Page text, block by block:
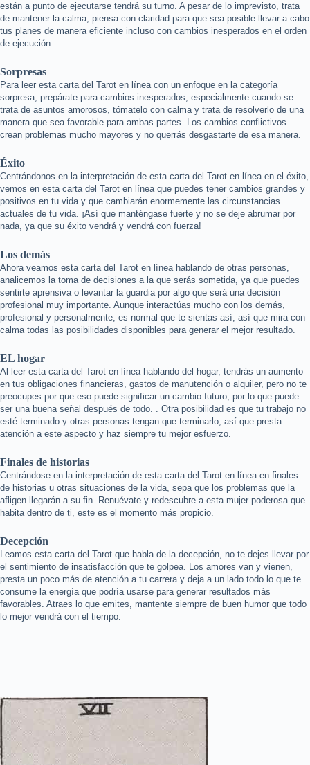
están a punto de ejecutarse tendrá su turno. A pesar de lo imprevisto, trata
de mantener la calma, piensa con claridad para que sea posible llevar a cabo
tus planes de manera eficiente incluso con cambios inesperados en el orden
de ejecución.
Sorpresas
Para leer esta carta del Tarot en línea con un enfoque en la categoría
sorpresa, prepárate para cambios inesperados, especialmente cuando se
trata de asuntos amorosos, tómatelo con calma y trata de resolverlo de una
manera que sea favorable para ambas partes. Los cambios conflictivos
crean problemas mucho mayores y no querrás desgastarte de esa manera.
Éxito
Centrándonos en la interpretación de esta carta del Tarot en línea en el éxito,
vemos en esta carta del Tarot en línea que puedes tener cambios grandes y
positivos en tu vida y que cambiarán enormemente las circunstancias
actuales de tu vida. ¡Así que manténgase fuerte y no se deje abrumar por
nada, ya que su éxito vendrá y vendrá con fuerza!
Los demás
Ahora veamos esta carta del Tarot en línea hablando de otras personas,
analicemos la toma de decisiones a la que serás sometida, ya que puedes
sentirte aprensiva o levantar la guardia por algo que será una decisión
profesional muy importante. Aunque interactúas mucho con los demás,
profesional y personalmente, es normal que te sientas así, así que mira con
calma todas las posibilidades disponibles para generar el mejor resultado.
EL hogar
Al leer esta carta del Tarot en línea hablando del hogar, tendrás un aumento
en tus obligaciones financieras, gastos de manutención o alquiler, pero no te
preocupes por que eso puede significar un cambio futuro, por lo que puede
ser una buena señal después de todo. . Otra posibilidad es que tu trabajo no
esté terminado y otras personas tengan que terminarlo, así que presta
atención a este aspecto y haz siempre tu mejor esfuerzo.
Finales de historias
Centrándose en la interpretación de esta carta del Tarot en línea en finales
de historias u otras situaciones de la vida, sepa que los problemas que la
afligen llegarán a su fin. Renuévate y redescubre a esta mujer poderosa que
habita dentro de ti, este es el momento más propicio.
Decepción
Leamos esta carta del Tarot que habla de la decepción, no te dejes llevar por
el sentimiento de insatisfacción que te golpea. Los amores van y vienen,
presta un poco más de atención a tu carrera y deja a un lado todo lo que te
consume la energía que podría usarse para generar resultados más
favorables. Atraes lo que emites, mantente siempre de buen humor que todo
lo mejor vendrá con el tiempo.